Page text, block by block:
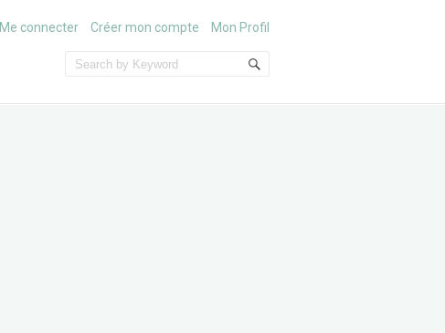
Me connecter Créer mon compte Mon Profil